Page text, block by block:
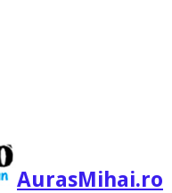
AurasMihai.ro